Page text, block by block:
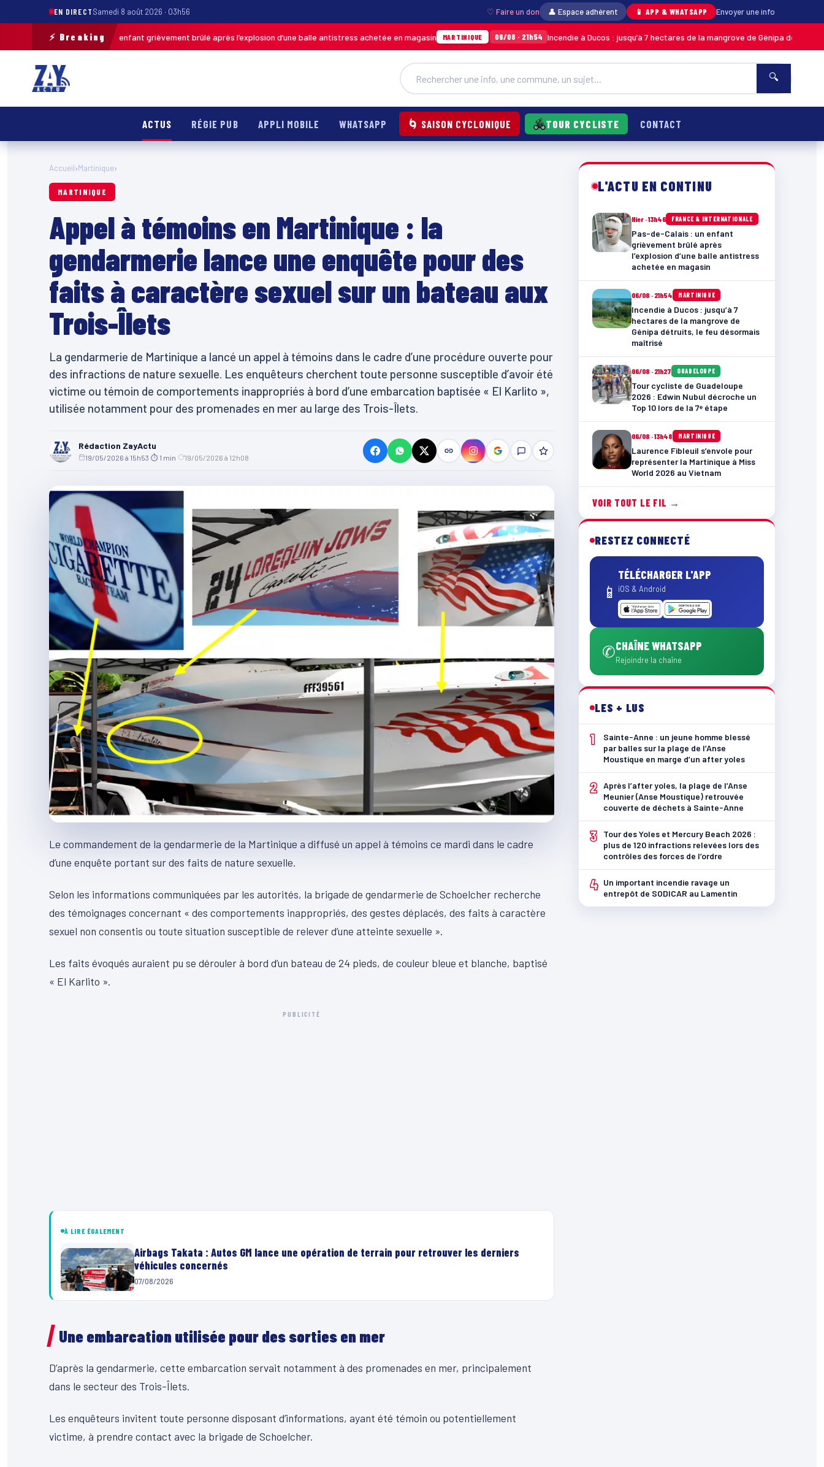
EN DIRECTSamedi 8 août 2026 · 03h56 ♡ Faire un don 👤 Espace adhérent 📱 APP & WHATSAPP Envoyer une info
⚡ Breaking
de-Calais : un enfant grièvement brûlé après l’explosion d’une balle antistress achetée en magasin MARTINIQUE 06/08 · 21h54 Incendie à Ducos : jusqu’à 7 hectares de la mangrove de Génipa détruits, le feu
🔍
ACTUS RÉGIE PUB APPLI MOBILE WHATSAPP 🌀 SAISON CYCLONIQUE TOUR CYCLISTE CONTACT
Accueil›Martinique›
MARTINIQUE
Appel à témoins en Martinique : la
gendarmerie lance une enquête pour des
faits à caractère sexuel sur un bateau aux
Trois-Îlets
La gendarmerie de Martinique a lancé un appel à témoins dans le cadre d’une procédure ouverte pour
des infractions de nature sexuelle. Les enquêteurs cherchent toute personne susceptible d’avoir été
victime ou témoin de comportements inappropriés à bord d’une embarcation baptisée « El Karlito »,
utilisée notamment pour des promenades en mer au large des Trois-Îlets.
Rédaction ZayActu
19/05/2026 à 15h53 ⏱ 1 min 19/05/2026 à 12h08
Le commandement de la gendarmerie de la Martinique a diffusé un appel à témoins ce mardi dans le cadre
d’une enquête portant sur des faits de nature sexuelle.
Selon les informations communiquées par les autorités, la brigade de gendarmerie de Schoelcher recherche
des témoignages concernant « des comportements inappropriés, des gestes déplacés, des faits à caractère
sexuel non consentis ou toute situation susceptible de relever d’une atteinte sexuelle ».
Les faits évoqués auraient pu se dérouler à bord d’un bateau de 24 pieds, de couleur bleue et blanche, baptisé
« El Karlito ».
PUBLICITÉ
À LIRE ÉGALEMENT
Airbags Takata : Autos GM lance une opération de terrain pour retrouver les derniers
véhicules concernés
07/08/2026
Une embarcation utilisée pour des sorties en mer
D’après la gendarmerie, cette embarcation servait notamment à des promenades en mer, principalement
dans le secteur des Trois-Îlets.
Les enquêteurs invitent toute personne disposant d’informations, ayant été témoin ou potentiellement
victime, à prendre contact avec la brigade de Schoelcher.
L'ACTU EN CONTINU
Hier · 13h46 FRANCE & INTERNATIONALE
Pas-de-Calais : un enfant
grièvement brûlé après
l’explosion d’une balle antistress
achetée en magasin
06/08 · 21h54 MARTINIQUE
Incendie à Ducos : jusqu’à 7
hectares de la mangrove de
Génipa détruits, le feu désormais
maîtrisé
06/08 · 21h27 GUADELOUPE
Tour cycliste de Guadeloupe
2026 : Edwin Nubul décroche un
Top 10 lors de la 7ᵉ étape
06/08 · 13h48 MARTINIQUE
Laurence Fibleuil s’envole pour
représenter la Martinique à Miss
World 2026 au Vietnam
VOIR TOUT LE FIL →
RESTEZ CONNECTÉ
📱
TÉLÉCHARGER L'APP
iOS & Android
✆CHAÎNE WHATSAPP
Rejoindre la chaîne
LES + LUS
1
Sainte-Anne : un jeune homme blessé
par balles sur la plage de l’Anse
Moustique en marge d’un after yoles
2 Après l’after yoles, la plage de l’Anse
Meunier (Anse Moustique) retrouvée
couverte de déchets à Sainte-Anne
3
Tour des Yoles et Mercury Beach 2026 :
plus de 120 infractions relevées lors des
contrôles des forces de l’ordre
4 Un important incendie ravage un
entrepôt de SODICAR au Lamentin